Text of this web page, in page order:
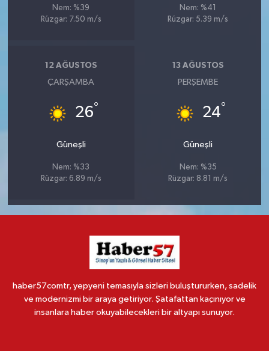
Nem: %39
Rüzgar: 7.50 m/s
Nem: %41
Rüzgar: 5.39 m/s
12 AĞUSTOS
ÇARŞAMBA
26°
Güneşli
Nem: %33
Rüzgar: 6.89 m/s
13 AĞUSTOS
PERŞEMBE
24°
Güneşli
Nem: %35
Rüzgar: 8.81 m/s
haber57comtr, yepyeni temasıyla sizleri buluştururken, sadelik
ve modernizmi bir araya getiriyor. Şatafattan kaçınıyor ve
insanlara haber okuyabilecekleri bir altyapı sunuyor.